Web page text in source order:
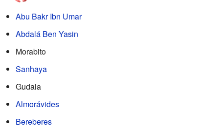
Abu Bakr Ibn Umar
Abdalá Ben Yasin
Morabito
Sanhaya
Gudala
Almorávides
Bereberes